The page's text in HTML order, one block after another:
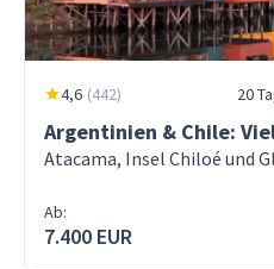
4,6 (442) 20
Argentinien & Chile:
Atacama, Insel Chiloé und
Ab:
7.400 EUR